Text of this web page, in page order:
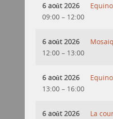
6 août 2026
09:00 – 12:00
6 août 2026
12:00 – 13:00
6 août 2026
13:00 – 16:00
6 août 2026
La